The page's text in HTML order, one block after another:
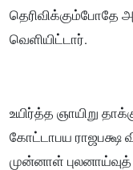
தெரிவிக்கும்போதே
வெளியிட்டார்.
உயிர்த்த ஞாயிறு
கோட்டாபய ராஜபக்ஷ
முன்னாள்